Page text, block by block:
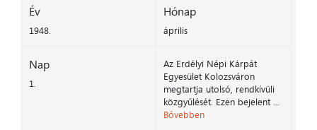
Év
1948.
Hónap
április
Nap
1.
Az Erdélyi Népi Kárpát
Egyesület Kolozsváron
megtartja utolsó, rendkívüli
közgyűlését. Ezen bejelent ...
Bővebben